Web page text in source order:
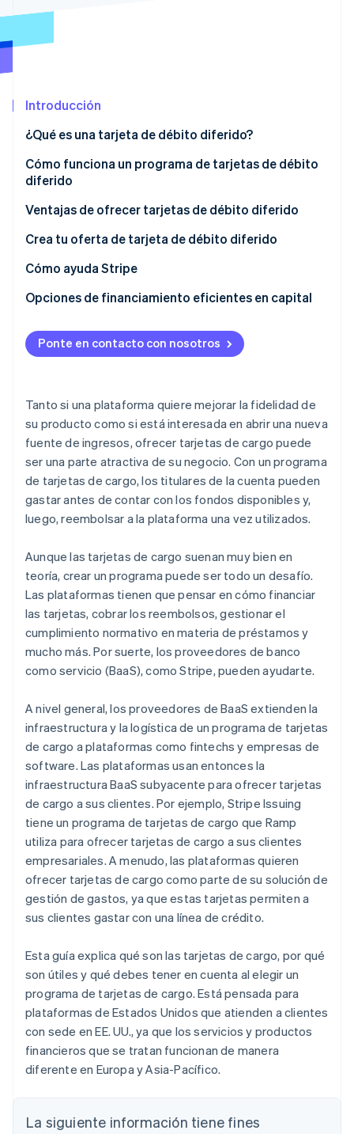
Mirar ahora
Introducción
¿Qué es una tarjeta de débito diferido?
Cómo funciona un programa de tarjetas de débito
diferido
Ventajas de ofrecer tarjetas de débito diferido
Crea tu oferta de tarjeta de débito diferido
Prácticas recomendadas para los programas de
Cómo ayuda Stripe
Programa de tarjetas de débito diferido de Stripe
Opciones de financiamiento eficientes en capital
Opciones de reembolso integradas
Acceso a toda la plataforma de Stripe
Ponte en contacto con nosotros
Tanto si una plataforma quiere mejorar la fidelidad de
su producto como si está interesada en abrir una nueva
fuente de ingresos, ofrecer tarjetas de cargo puede
ser una parte atractiva de su negocio. Con un programa
de tarjetas de cargo, los titulares de la cuenta pueden
gastar antes de contar con los fondos disponibles y,
luego, reembolsar a la plataforma una vez utilizados.
Aunque las tarjetas de cargo suenan muy bien en
teoría, crear un programa puede ser todo un desafío.
Las plataformas tienen que pensar en cómo financiar
las tarjetas, cobrar los reembolsos, gestionar el
cumplimiento normativo en materia de préstamos y
mucho más. Por suerte, los proveedores de banco
como servicio (BaaS), como Stripe, pueden ayudarte.
A nivel general, los proveedores de BaaS extienden la
infraestructura y la logística de un programa de tarjetas
de cargo a plataformas como fintechs y empresas de
software. Las plataformas usan entonces la
infraestructura BaaS subyacente para ofrecer tarjetas
de cargo a sus clientes. Por ejemplo, Stripe Issuing
tiene un programa de tarjetas de cargo que Ramp
utiliza para ofrecer tarjetas de cargo a sus clientes
empresariales. A menudo, las plataformas quieren
ofrecer tarjetas de cargo como parte de su solución de
gestión de gastos, ya que estas tarjetas permiten a
sus clientes gastar con una línea de crédito.
Esta guía explica qué son las tarjetas de cargo, por qué
son útiles y qué debes tener en cuenta al elegir un
programa de tarjetas de cargo. Está pensada para
plataformas de Estados Unidos que atienden a clientes
con sede en EE. UU., ya que los servicios y productos
financieros que se tratan funcionan de manera
diferente en Europa y Asia-Pacífico.
La siguiente información tiene fines